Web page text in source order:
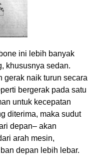
ini lebih banyak
khususnya sedan.
gerak naik turun secara
bergerak pada satu
untuk kecepatan
diterima, maka sudut
depan– akan
arah mesin,
depan lebih lebar.